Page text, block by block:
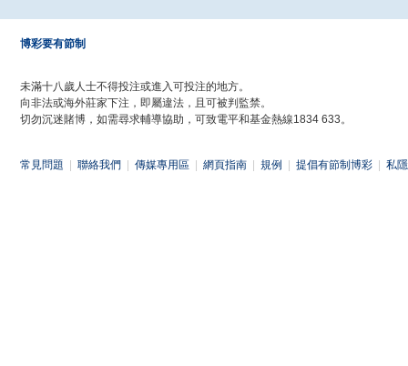
博彩要有節制
未滿十八歲人士不得投注或進入可投注的地方。
向非法或海外莊家下注，即屬違法，且可被判監禁。
切勿沉迷賭博，如需尋求輔導協助，可致電平和基金熱線1834 633。
常見問題 聯絡我們 傳媒專用區 網頁指南 規例 提倡有節制博彩 私